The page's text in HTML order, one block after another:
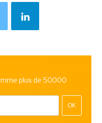
plus de 50000
OK